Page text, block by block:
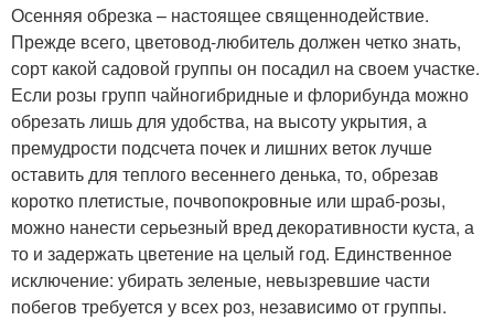
Осенняя обрезка – настоящее священнодействие.
Прежде всего, цветовод-любитель должен четко знать,
сорт какой садовой группы он посадил на своем участке.
Если розы групп чайногибридные и флорибунда можно
обрезать лишь для удобства, на высоту укрытия, а
премудрости подсчета почек и лишних веток лучше
оставить для теплого весеннего денька, то, обрезав
коротко плетистые, почвопокровные или шраб-розы,
можно нанести серьезный вред декоративности куста, а
то и задержать цветение на целый год. Единственное
исключение: убирать зеленые, невызревшие части
побегов требуется у всех роз, независимо от группы.